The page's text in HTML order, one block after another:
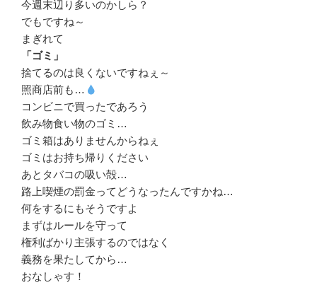
今週末辺り多いのかしら？
でもですね～
まぎれて
「ゴミ」
捨てるのは良くないですねぇ～
照商店前も…
コンビニで買ったであろう
飲み物食い物のゴミ…
ゴミ箱はありませんからねぇ
ゴミはお持ち帰りください
あとタバコの吸い殻…
路上喫煙の罰金ってどうなったんですかね…
何をするにもそうですよ
まずはルールを守って
権利ばかり主張するのではなく
義務を果たしてから…
おなしゃす！